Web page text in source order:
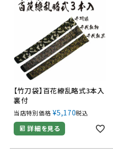
【竹刀袋】百花繚乱略式3本入
裏付
当店特別価格 ¥5,170税込
詳細を見る